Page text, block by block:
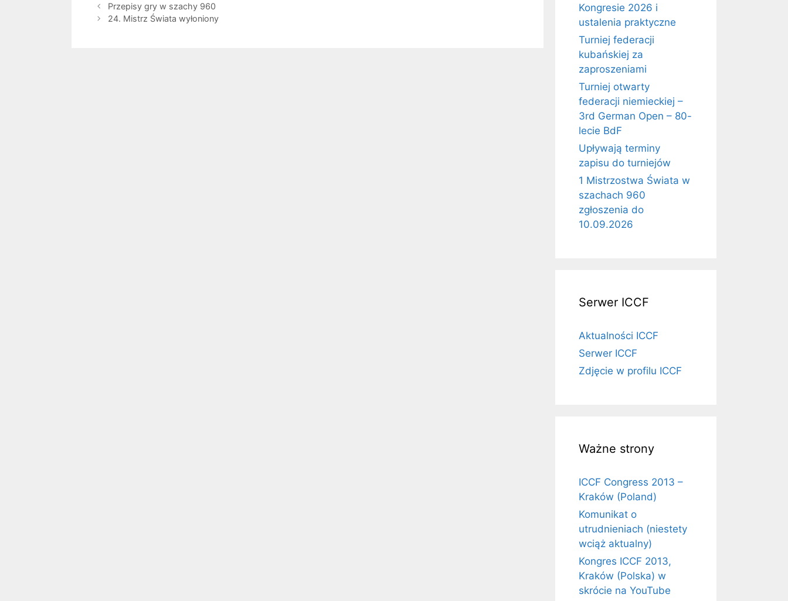
Przepisy gry w szachy 960
24. Mistrz Świata wyłoniony
Kongresie 2026 i
ustalenia praktyczne
Turniej federacji
kubańskiej za
zaproszeniami
Turniej otwarty
federacji niemieckiej –
3rd German Open – 80-
lecie BdF
Upływają terminy
zapisu do turniejów
1 Mistrzostwa Świata w
szachach 960
zgłoszenia do
10.09.2026
Serwer ICCF
Aktualności ICCF
Serwer ICCF
Zdjęcie w profilu ICCF
Ważne strony
ICCF Congress 2013 –
Kraków (Poland)
Komunikat o
utrudnieniach (niestety
wciąż aktualny)
Kongres ICCF 2013,
Kraków (Polska) w
skrócie na YouTube